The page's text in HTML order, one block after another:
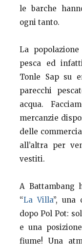
le barche
ogni tanto.
La
pesca ed
Tonle Sap su
parecchi
acqua.
mercanzie
delle
all’altra per
vestiti.
A Battambang
“La Villa”, una
dopo Pol Pot:
e una
fiume! Una